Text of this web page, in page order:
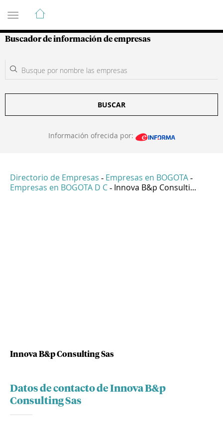
Guía de Empresas Colombianas
Buscador de información de empresas
BUSCAR
Información ofrecida por:
Directorio de Empresas - Empresas en BOGOTA -
Empresas en BOGOTA D C - Innova B&p Consulti...
Innova B&p Consulting Sas
Datos de contacto de Innova B&p
Consulting Sas